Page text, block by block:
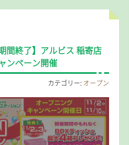
間終了】アルビス 稲寄店
ンペーン開催
カテゴリー: オープン